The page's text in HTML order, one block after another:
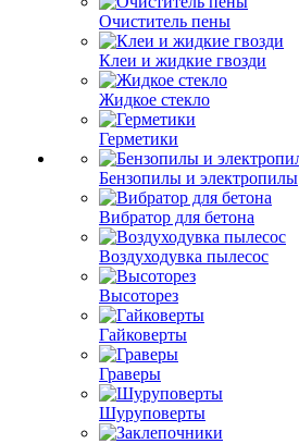
Очиститель пены
Клеи и жидкие гвозди
Жидкое стекло
Герметики
Бензопилы и электропилы
Вибратор для бетона
Воздуходувка пылесос
Высоторез
Гайковерты
Граверы
Шуруповерты